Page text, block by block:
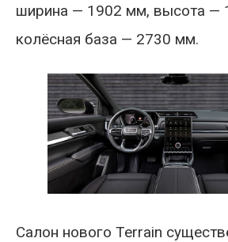
ширина — 1902 мм, высота —
колёсная база — 2730 мм.
Салон нового Terrain